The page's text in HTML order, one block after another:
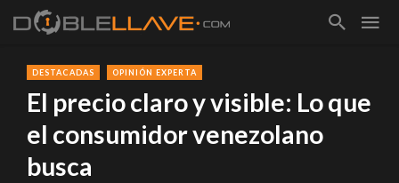
DESTACADAS OPINIÓN EXPERTA
El precio claro y visible: Lo que
el consumidor venezolano
busca